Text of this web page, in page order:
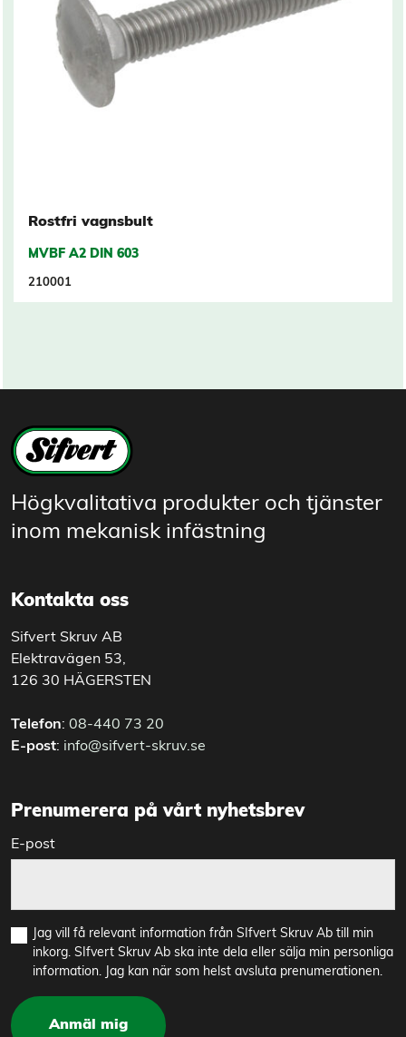
Rostfri vagnsbult
MVBF A2 DIN 603
210001
Högkvalitativa produkter och tjänster
inom mekanisk infästning
Kontakta oss
Sifvert Skruv AB
Elektravägen 53,
126 30 HÄGERSTEN
Telefon: 08-440 73 20
E-post: info@sifvert-skruv.se
Prenumerera på vårt nyhetsbrev
E-post
Jag vill få relevant information från SIfvert Skruv Ab till min
inkorg. SIfvert Skruv Ab ska inte dela eller sälja min personliga
information. Jag kan när som helst avsluta prenumerationen.
Anmäl mig